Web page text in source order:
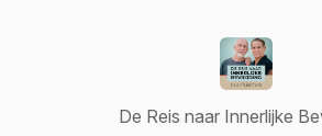
De Reis naar Innerlijke